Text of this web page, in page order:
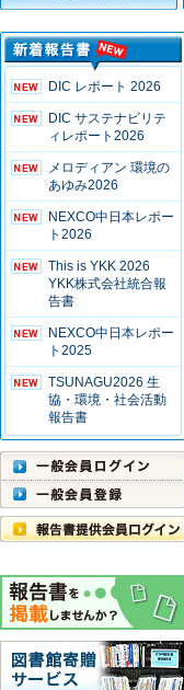
DIC レポート 2026
DIC サステナビリテ
ィレポート2026
メロディアン 環境の
あゆみ2026
NEXCO中日本レポー
ト2026
This is YKK 2026
YKK株式会社統合報
告書
NEXCO中日本レポー
ト2025
TSUNAGU2026 生
協・環境・社会活動
報告書